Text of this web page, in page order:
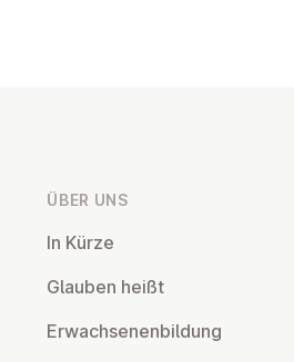
ÜBER UNS
In Kürze
Glauben heißt
Er­wach­se­nen­bil­dung